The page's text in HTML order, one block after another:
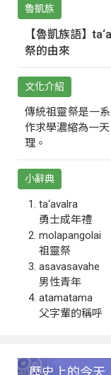
魯凱族
【魯凱族語】
祭的由來
文化介紹
傳統祖靈祭是一
作求學濃縮為一
理。
小辭典
ta‘avalra
勇士成年禮
molapangolai
祖靈祭
asavasavahe
男性青年
atamatama
父字輩的稱呼